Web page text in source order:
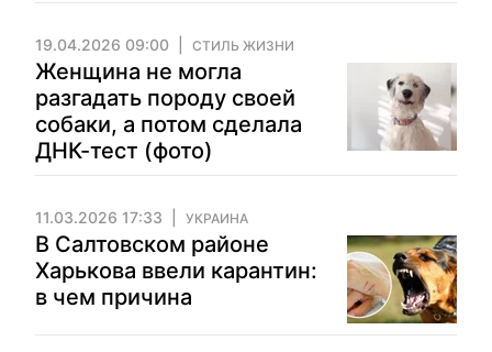
19.04.2026 09:00 СТИЛЬ ЖИЗНИ
Женщина не могла
разгадать породу своей
собаки, а потом сделала
ДНК-тест (фото)
11.03.2026 17:33 УКРАИНА
В Салтовском районе
Харькова ввели карантин:
в чем причина